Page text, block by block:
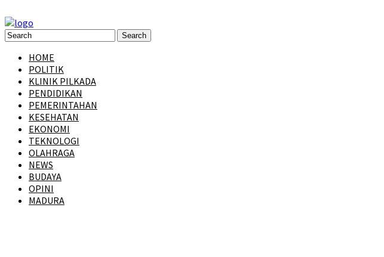
HOME
POLITIK
KLINIK PILKADA
PENDIDIKAN
PEMERINTAHAN
KESEHATAN
EKONOMI
TEKNOLOGI
OLAHRAGA
NEWS
BUDAYA
OPINI
MADURA